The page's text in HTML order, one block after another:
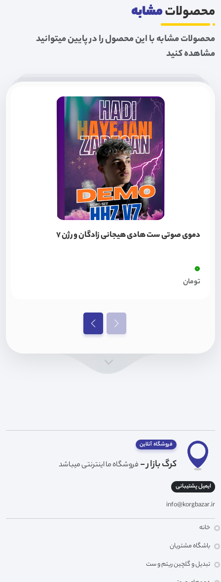
محصولاتمشابه
محصولات مشابه با این محصول را در پایین میتوانید
مشاهده کنید
دموی صوتی ست هادی هیجانی زادگان ورژن 7
0
تومان
فروشگاه آنلاین
کرگ بازار - فروشگاه ما اینترنتی میباشد
ایمیل پشتیبانی
info@korgbazar.ir
خانه
باشگاه مشتریان
تبدیل و گلچین ریتم و ست